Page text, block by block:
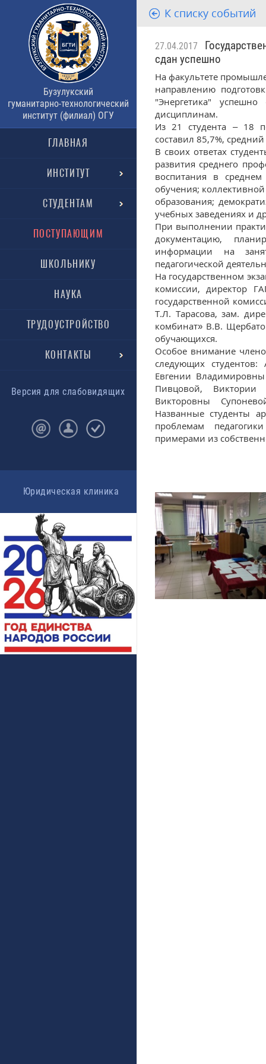
Бузулукский
гуманитарно-технологический
институт (филиал) ОГУ
ГЛАВНАЯ
ИНСТИТУТ
СТУДЕНТАМ
ПОСТУПАЮЩИМ
ШКОЛЬНИКУ
НАУКА
ТРУДОУСТРОЙСТВО
КОНТАКТЫ
Версия для слабовидящих
Юридическая клиника
К списку событий
27.04.2017
сдан успешно
На факультете
направлению
"Энергетика" успешно
дисциплинам.
Из 21 студента – 18
составил 85,7%,
В своих ответах
развития среднего
воспитания в среднем
обучения;
образования;
учебных заведениях и
При выполнении
документацию,
информации на
педагогической
На государственном
комиссии, директор
государственной
Т.Л. Тарасова, зам.
комбинат» В.В.
обучающихся.
Особое внимание
следующих студентов:
Евгении
Пивцовой, Виктории
Викторовны
Названные студенты
проблемам
примерами из